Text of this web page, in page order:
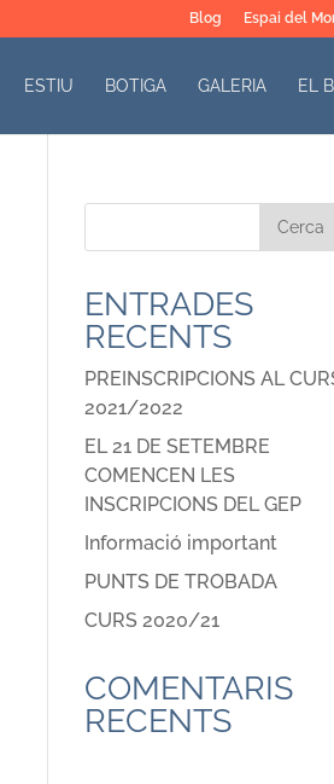
Blog Espai del
ESTIU BOTIGA GALERIA EL
ENTRADES
RECENTS
PREINSCRIPCIONS AL
2021/2022
EL 21 DE SETEMBRE
COMENCEN LES
INSCRIPCIONS DEL GEP
Informació important
PUNTS DE TROBADA
CURS 2020/21
COMENTARIS
RECENTS